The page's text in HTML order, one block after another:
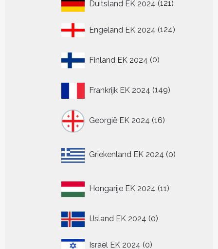
Duitsland EK 2024 121
Engeland EK 2024 124124
Finland EK 2024 0
producten
Frankrijk EK 2024 149149
Georgië EK 2024 16
producten
Griekenland EK 2024 0
producten
Hongarije EK 2024 11
producten
IJsland EK 2024 00
Israël EK 2024 00